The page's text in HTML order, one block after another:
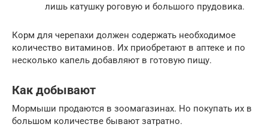
лишь катушку роговую и большого прудовика.
Корм для черепахи должен содержать необходимое
количество витаминов. Их приобретают в аптеке и по
несколько капель добавляют в готовую пищу.
Как добывают
Мормыши продаются в зоомагазинах. Но покупать их в
большом количестве бывают затратно.